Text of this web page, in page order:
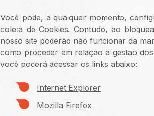
Você pode, a qualquer momento,
coleta de Cookies. Contudo, ao
nosso site poderão não funcionar da
como proceder em relação à gestão
você poderá acessar os links abaixo:
Internet Explorer
Mozilla Firefox